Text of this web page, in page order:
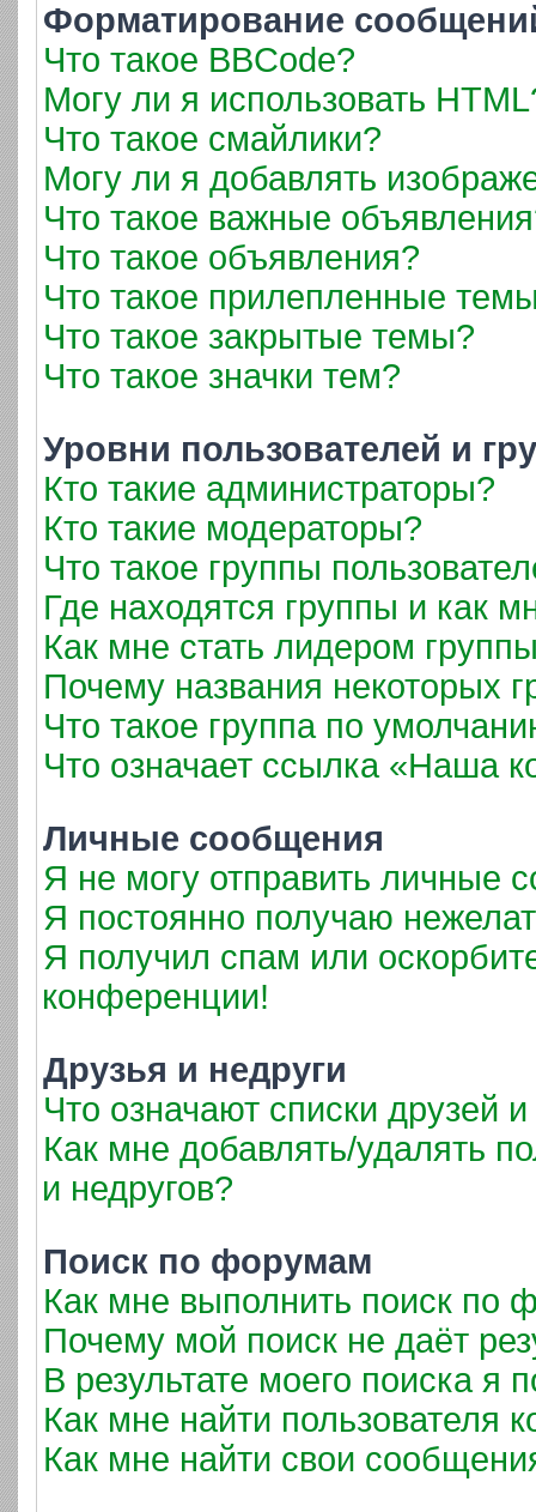
Форматирование
Что такое BBCode?
Могу ли я использовать
Что такое смайлики?
Могу ли я добавлять
Что такое важные
Что такое объявления?
Что такое прилепленные
Что такое закрытые темы?
Что такое значки тем?
Уровни пользователей и
Кто такие администраторы?
Кто такие модераторы?
Что такое группы
Где находятся группы и как
Как мне стать лидером
Почему названия некоторых
Что такое группа по
Что означает ссылка «Наша
Личные сообщения
Я не могу отправить личные
Я постоянно получаю
Я получил спам или
конференции!
Друзья и недруги
Что означают списки друзей и
Как мне добавлять/удалять
и недругов?
Поиск по форумам
Как мне выполнить поиск по
Почему мой поиск не даёт
В результате моего поиска я
Как мне найти пользователя
Как мне найти свои